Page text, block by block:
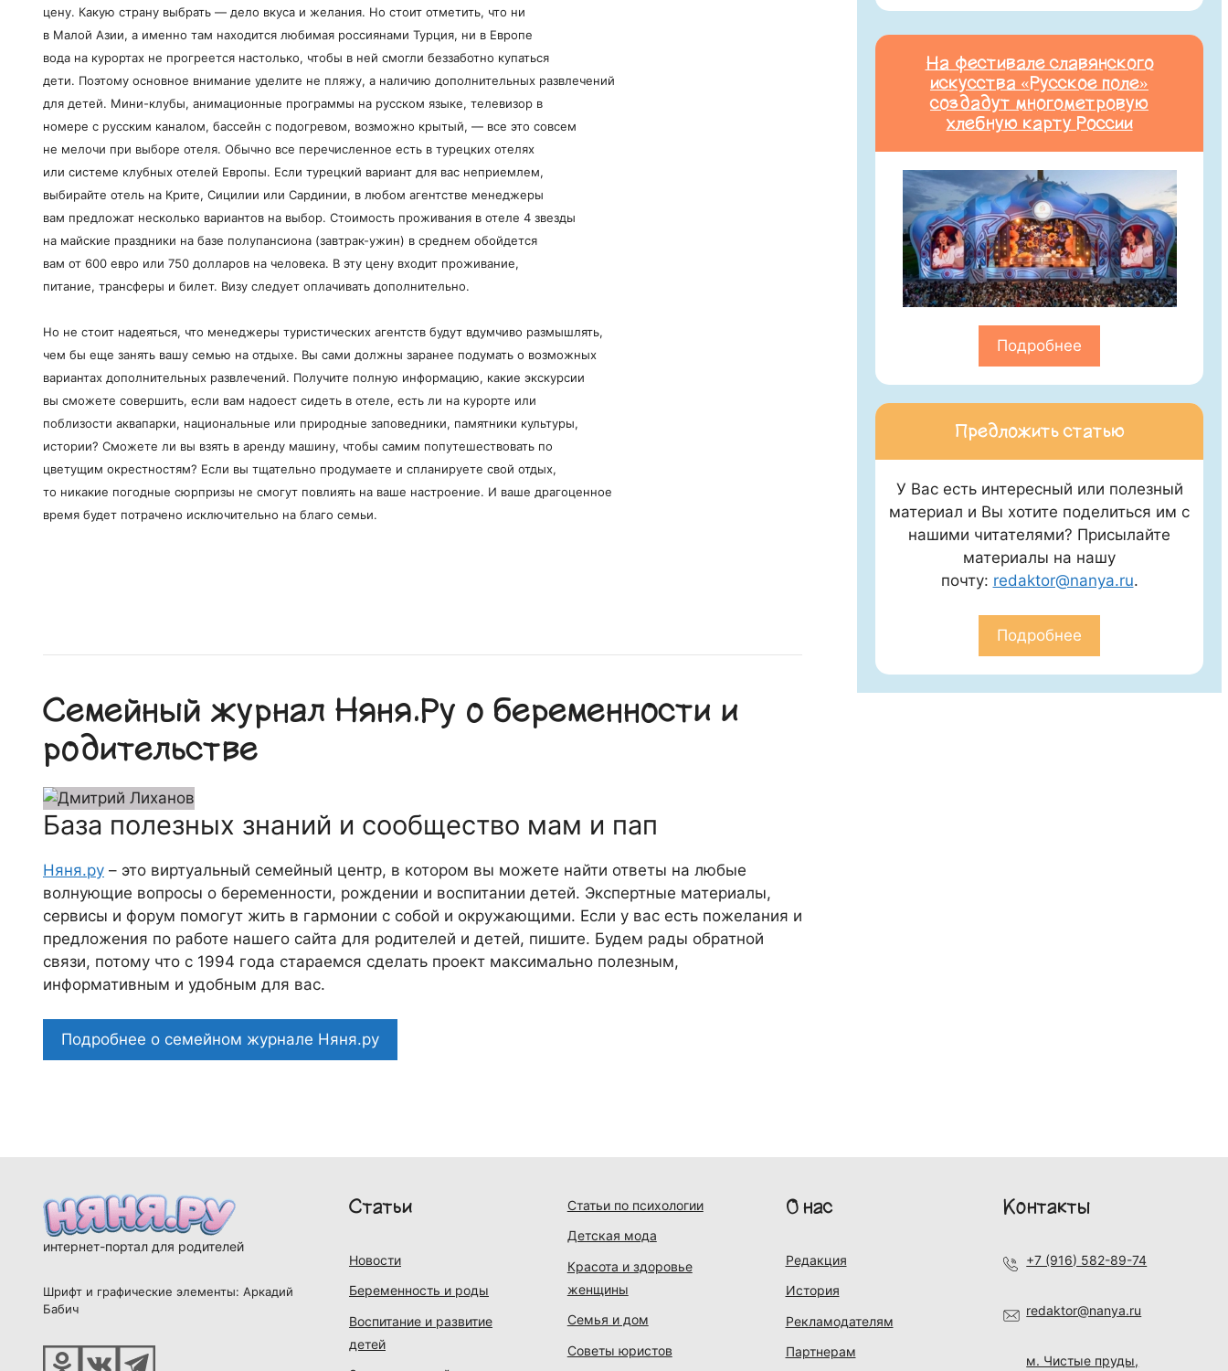
цену. Какую страну выбрать — дело вкуса и желания. Но стоит отметить, что ни
в Малой Азии, а именно там находится любимая россиянами Турция, ни в Европе
вода на курортах не прогреется настолько, чтобы в ней смогли беззаботно купаться
дети. Поэтому основное внимание уделите не пляжу, а наличию дополнительных развлечений
для детей. Мини-клубы, анимационные программы на русском языке, телевизор в
номере с русским каналом, бассейн с подогревом, возможно крытый, — все это совсем
не мелочи при выборе отеля. Обычно все перечисленное есть в турецких отелях
или системе клубных отелей Европы. Если турецкий вариант для вас неприемлем,
выбирайте отель на Крите, Сицилии или Сардинии, в любом агентстве менеджеры
вам предложат несколько вариантов на выбор. Стоимость проживания в отеле 4 звезды
на майские праздники на базе полупансиона (завтрак-ужин) в среднем обойдется
вам от 600 евро или 750 долларов на человека. В эту цену входит проживание,
питание, трансферы и билет. Визу следует оплачивать дополнительно.
Но не стоит надеяться, что менеджеры туристических агентств будут вдумчиво размышлять,
чем бы еще занять вашу семью на отдыхе. Вы сами должны заранее подумать о возможных
вариантах дополнительных развлечений. Получите полную информацию, какие экскурсии
вы сможете совершить, если вам надоест сидеть в отеле, есть ли на курорте или
поблизости аквапарки, национальные или природные заповедники, памятники культуры,
истории? Сможете ли вы взять в аренду машину, чтобы самим попутешествовать по
цветущим окрестностям? Если вы тщательно продумаете и спланируете свой отдых,
то никакие погодные сюрпризы не смогут повлиять на ваше настроение. И ваше драгоценное
время будет потрачено исключительно на благо семьи.
Семейный журнал Няня.Ру о беременности и
родительстве
База полезных знаний и сообщество мам и пап
Няня.ру – это виртуальный семейный центр, в котором вы можете найти ответы на любые
волнующие вопросы о беременности, рождении и воспитании детей. Экспертные материалы,
сервисы и форум помогут жить в гармонии с собой и окружающими. Если у вас есть пожелания и
предложения по работе нашего сайта для родителей и детей, пишите. Будем рады обратной
связи, потому что c 1994 года стараемся сделать проект максимально полезным,
информативным и удобным для вас.
Подробнее о семейном журнале Няня.ру
На фестивале славянского
искусства «Русское поле»
создадут многометровую
хлебную карту России
Подробнее
Предложить статью
У Вас есть интересный или полезный
материал и Вы хотите поделиться им с
нашими читателями? Присылайте
материалы на нашу
почту: redaktor@nanya.ru.
Подробнее
интернет-портал для родителей
Шрифт и графические элементы: Аркадий
Бабич
Статьи
Новости
Беременность и роды
Воспитание и развитие
детей
Статьи по психологии
Детская мода
Красота и здоровье
женщины
Семья и дом
Советы юристов
О нас
Редакция
История
Рекламодателям
Партнерам
Контакты
+7 (916) 582-89-74
redaktor@nanya.ru
м. Чистые пруды,